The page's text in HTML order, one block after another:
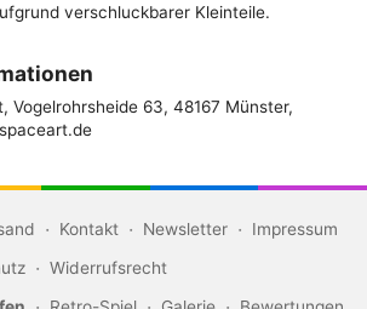
verschluckbarer Kleinteile.
Vogelrohrsheide 63, 48167 Münster,
Kontakt Newsletter
Impressum
Widerrufsrecht